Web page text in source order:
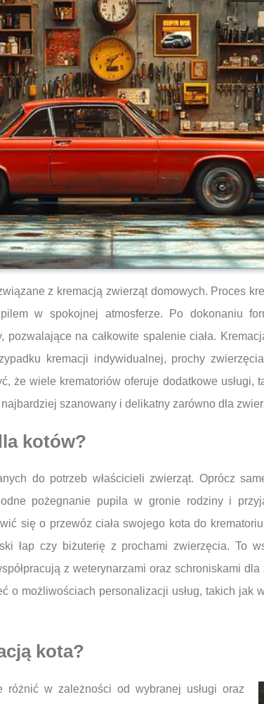
z kremacją zwierząt domowych. Proces
w spokojnej atmosferze. Po dokonaniu
pozwalające na całkowite spalenie ciała.
kremacji indywidualnej, prochy
że wiele krematoriów oferuje dodatkowe
szanowany i delikatny zarówno dla
kotów?
do potrzeb właścicieli zwierząt. Oprócz
pożegnanie pupila w gronie rodziny i
się o przewóz ciała swojego kota do
łap czy biżuterię z prochami zwierzęcia. To
z weterynarzami oraz schroniskami
o możliwościach personalizacji usług, takich jak
kota?
w zależności od wybranej usługi oraz